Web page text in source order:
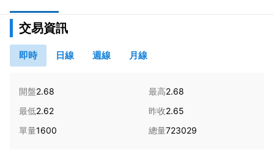
交易資訊
即時 日線 週線 月線
開盤2.68 最高2.68
最低2.62 昨收2.65
單量1600 總量723029